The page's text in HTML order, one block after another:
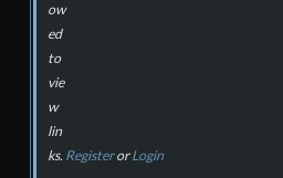
ow
ed
to
vie
w
lin
ks. RegisterorLogin